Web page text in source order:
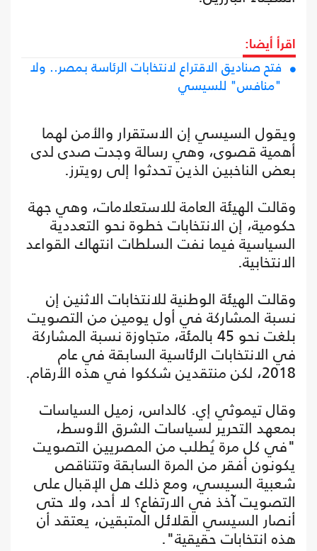
اقرأ أيضا:
فتح صناديق الاقتراع لانتخابات الرئاسة بمصر.. ولا
"منافس" للسيسي
ويقول السيسي إن الاستقرار والأمن لهما
أهمية قصوى، وهي رسالة وجدت صدى لدى
بعض الناخبين الذين تحدثوا إلى رويترز.
وقالت الهيئة العامة للاستعلامات، وهي جهة
حكومية، إن الانتخابات خطوة نحو التعددية
السياسية فيما نفت السلطات انتهاك القواعد
الانتخابية.
وقالت الهيئة الوطنية للانتخابات الاثنين إن
نسبة المشاركة في أول يومين من التصويت
بلغت نحو 45 بالمئة، متجاوزة نسبة المشاركة
في الانتخابات الرئاسية السابقة في عام
2018، لكن منتقدين شككوا في هذه الأرقام.
وقال تيموثي إي. كالداس، زميل السياسات
بمعهد التحرير لسياسات الشرق الأوسط،
"في كل مرة يُطلب من المصريين التصويت
يكونون أفقر من المرة السابقة وتتناقص
شعبية السيسي، ومع ذلك هل الإقبال على
التصويت آخذ في الارتفاع؟ لا أحد، ولا حتى
أنصار السيسي القلائل المتبقين، يعتقد أن
هذه انتخابات حقيقية".